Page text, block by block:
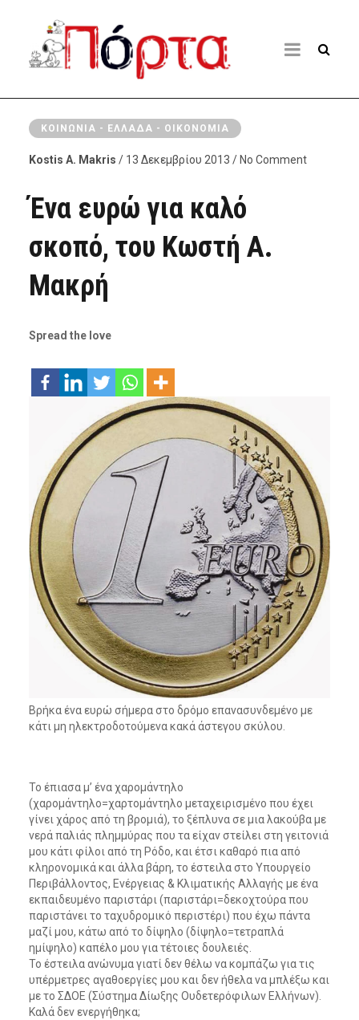
ΚΟΙΝΩΝΊΑ - ΕΛΛΆΔΑ - ΟΙΚΟΝΟΜΊΑ
Kostis A. Makris / 13 Δεκεμβρίου 2013 / No Comment
Ένα ευρώ για καλό
σκοπό, του Κωστή Α.
Μακρή
Spread the love
Βρήκα ένα ευρώ σήμερα στο δρόμο επανασυνδεμένο με
κάτι μη ηλεκτροδοτούμενα κακά άστεγου σκύλου.
Το έπιασα μ’ ένα χαρομάντηλο
(χαρομάντηλο=χαρτομάντηλο μεταχειρισμένο που έχει
γίνει χάρος από τη βρομιά), το ξέπλυνα σε μια λακούβα με
νερά παλιάς πλημμύρας που τα είχαν στείλει στη γειτονιά
μου κάτι φίλοι από τη Ρόδο, και έτσι καθαρό πια από
κληρονομικά και άλλα βάρη, το έστειλα στο Υπουργείο
Περιβάλλοντος, Ενέργειας & Κλιματικής Αλλαγής με ένα
εκπαιδευμένο παριστάρι (παριστάρι=δεκοχτούρα που
παριστάνει το ταχυδρομικό περιστέρι) που έχω πάντα
μαζί μου, κάτω από το δίψηλο (δίψηλο=τετραπλά
ημίψηλο) καπέλο μου για τέτοιες δουλειές.
Το έστειλα ανώνυμα γιατί δεν θέλω να κομπάζω για τις
υπέρμετρες αγαθοεργίες μου και δεν ήθελα να μπλέξω και
με το ΣΔΟΕ (Σύστημα Δίωξης Ουδετερόφιλων Ελλήνων).
Καλά δεν ενεργήθηκα;